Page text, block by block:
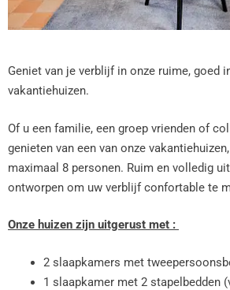
Geniet van je verblijf in onze ruime, goed
vakantiehuizen.
Of u een familie, een groep vrienden of
genieten van een van onze
maximaal 8 personen. Ruim en volledig
ontworpen om uw verblijf confortable te
Onze huizen zijn uitgerust met :
2 slaapkamers met
1 slaapkamer met 2 stapelbedden